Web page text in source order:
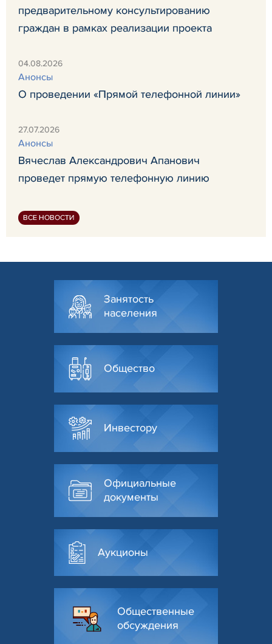
предварительному консультированию
граждан в рамках реализации проекта
04.08.2026
Анонсы
О проведении «Прямой телефонной линии»
27.07.2026
Анонсы
Вячеслав Александрович Апанович
проведет прямую телефонную линию
ВСЕ НОВОСТИ
Занятость
населения
Общество
Инвестору
Официальные
документы
Аукционы
Общественные
обсуждения